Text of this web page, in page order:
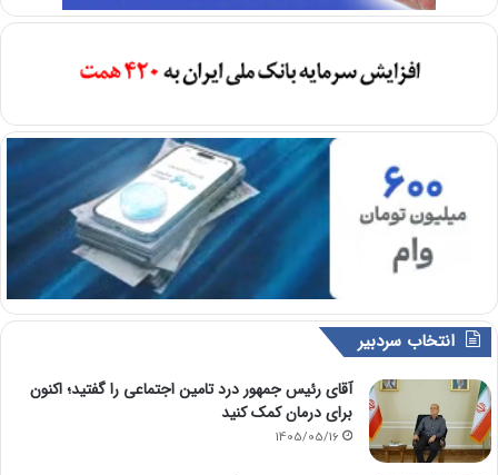
انتخاب سردبیر
آقای رئیس جمهور درد تامین اجتماعی را گفتید؛ اکنون
برای درمان کمک کنید
1405/05/16